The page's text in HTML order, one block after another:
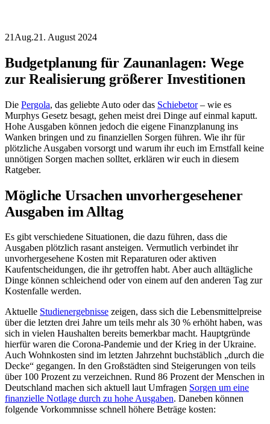
21 Aug.21. August 2024
Budgetplanung für Zaunanlagen: Wege
zur Realisierung größerer Investitionen
Die Pergola, das geliebte Auto oder das Schiebetor– wie es
Murphys Gesetz besagt, gehen meist drei Dinge auf einmal kaputt.
Hohe Ausgaben können jedoch die eigene Finanzplanung ins
Wanken bringen und zu finanziellen Sorgen führen. Wie ihr für
plötzliche Ausgaben vorsorgt und warum ihr euch im Ernstfall keine
unnötigen Sorgen machen solltet, erklären wir euch in diesem
Ratgeber.
Mögliche Ursachen unvorhergesehener
Ausgaben im Alltag
Es gibt verschiedene Situationen, die dazu führen, dass die
Ausgaben plötzlich rasant ansteigen. Vermutlich verbindet ihr
unvorhergesehene Kosten mit Reparaturen oder aktiven
Kaufentscheidungen, die ihr getroffen habt. Aber auch alltägliche
Dinge können schleichend oder von einem auf den anderen Tag zur
Kostenfalle werden.
Aktuelle Studienergebnisse zeigen, dass sich die Lebensmittelpreise
über die letzten drei Jahre um teils mehr als 30 % erhöht haben, was
sich in vielen Haushalten bereits bemerkbar macht. Hauptgründe
hierfür waren die Corona-Pandemie und der Krieg in der Ukraine.
Auch Wohnkosten sind im letzten Jahrzehnt buchstäblich „durch die
Decke“ gegangen. In den Großstädten sind Steigerungen von teils
über 100 Prozent zu verzeichnen. Rund 86 Prozent der Menschen in
Deutschland machen sich aktuell laut Umfragen Sorgen um eine
finanzielle Notlage durch zu hohe Ausgaben. Daneben können
folgende Vorkommnisse schnell höhere Beträge kosten: